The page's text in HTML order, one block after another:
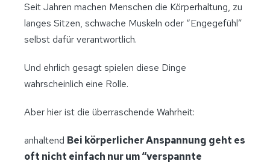
Seit Jahren machen Menschen die Körperhaltung, zu
langes Sitzen, schwache Muskeln oder “Engegefühl”
selbst dafür verantwortlich.
Und ehrlich gesagt spielen diese Dinge
wahrscheinlich eine Rolle.
Aber hier ist die überraschende Wahrheit:
anhaltend Bei körperlicher Anspannung geht es
oft nicht einfach nur um “verspannte